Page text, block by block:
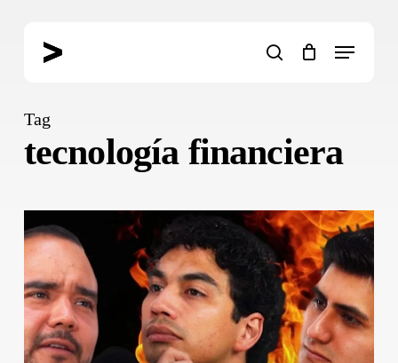
search
Menu
Tag
tecnología financiera